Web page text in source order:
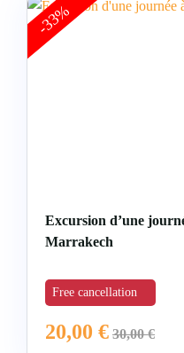
-33%
Excursion d’une
Marrakech
Free cancellation
20,00 € 30,00€